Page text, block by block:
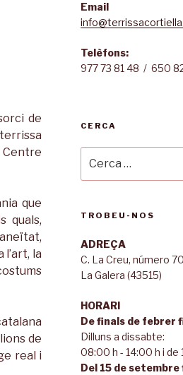
de
Centre
que
quals,
la
de
real i
Email
Telèfons:
977 73 81 48 / 650
CERCA
TROBEU-NOS
ADREÇA
C. La Creu, número 70
La Galera (43515)
HORARI
De finals de febrer
Dilluns a dissabte:
08:00 h - 14:00 h i de
Del 15 de